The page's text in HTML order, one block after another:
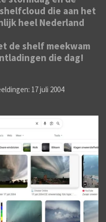
die aan het
heel Nederland
de shelf meekwam
die dag!
17 juli 2004